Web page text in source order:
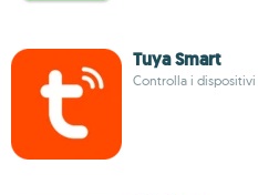
Tuya Smart
Controlla i